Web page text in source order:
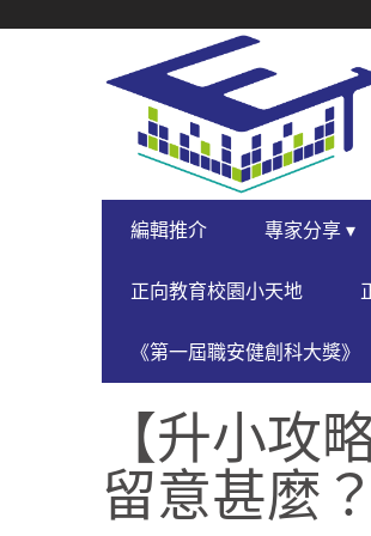
NAVIGATION
PRIMARY
NAVIGATION
編輯推介 專家分享 ▾
正向教育校園小天地
《第一屆職安健創科大獎》
【升小攻
留意甚麼？